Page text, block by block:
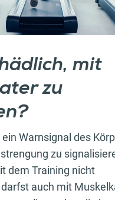
mit
zu
Warnsignal des
zu
dem Training nicht
auch mit